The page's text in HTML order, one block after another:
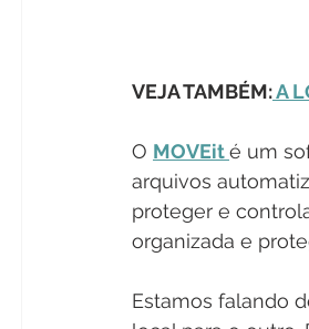
VEJA TAMBÉM:A
O MOVEit é um
arquivos
proteger e
organizada e
Estamos falando